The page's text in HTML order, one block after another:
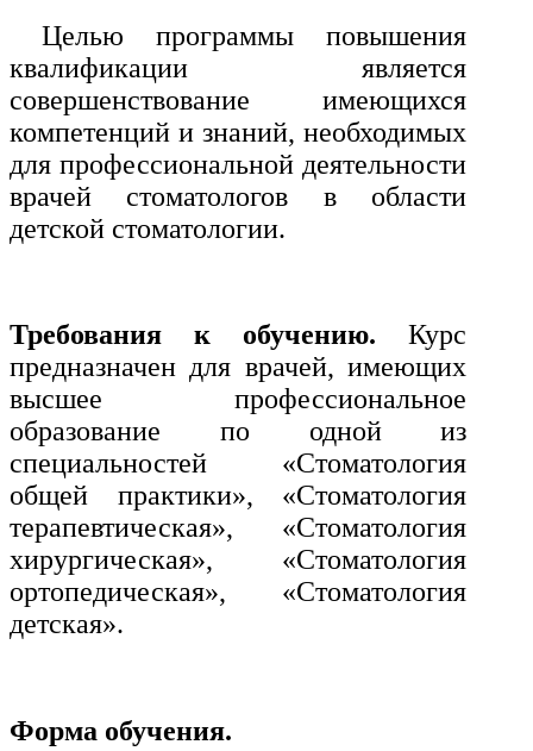
Безопасность труда
Экономика и управление
Управление производством
общественного питания в
организации
хозяйственной деятельностью
Техника-технологии
Прикладная геология, горное
дело, нефтегазовое дело и
геодезия
Техника и технологии наземного
транспорта
Целью программы повышения
квалификации является
совершенствование имеющихся
компетенций и знаний, необходимых
для профессиональной деятельности
врачей стоматологов в области
детской стоматологии.
Требования к обучению.Курс
предназначен для врачей, имеющих
высшее профессиональное
образование по одной из
специальностей «Стоматология
общей практики», «Стоматология
терапевтическая», «Стоматология
хирургическая», «Стоматология
ортопедическая», «Стоматология
детская».
Форма обучения.